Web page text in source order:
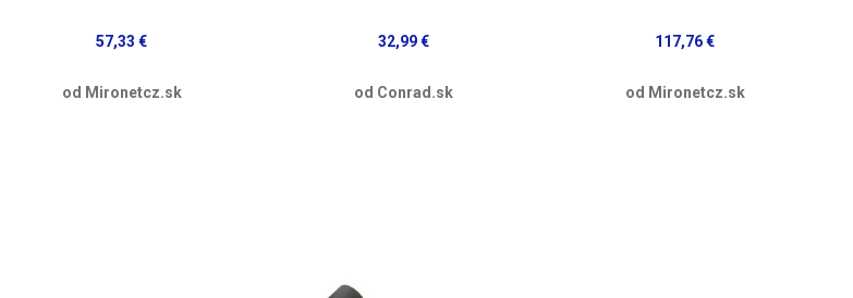
57,33 €
od Mironetcz.sk
32,99 €
od Conrad.sk
117,76 €
od Mironetcz.sk